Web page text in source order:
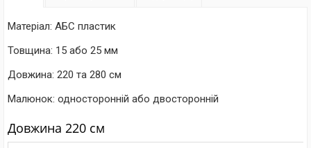
Матеріал: АБС пластик
Товщина: 15 або 25 мм
Довжина: 220 та 280 см
Малюнок: односторонній або двосторонній
Довжина 220 см